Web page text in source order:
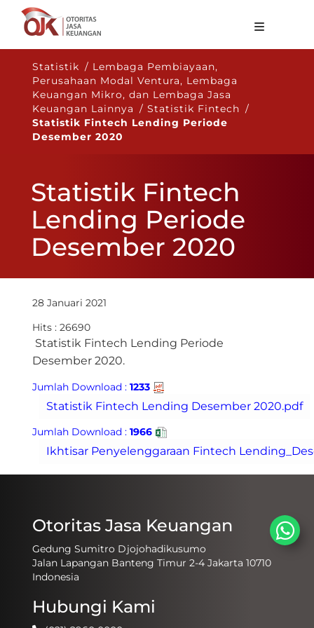
Tentang OJK
Fungsi Utama
Publikasi
Regulasi
Layanan
Karir
ID
Statistik / Lembaga Pembiayaan,
Perusahaan Modal Ventura, Lembaga
Keuangan Mikro, dan Lembaga Jasa
Keuangan Lainnya / Statistik Fintech /
Statistik Fintech Lending Periode
Desember 2020
Statistik Fintech
Lending Periode
Desember 2020
28 Januari 2021
Hits : 26690
​ Statistik Fintech Lending Periode
Desember 2020.
Jumlah Download :1233
Jumlah Download :1966
Otoritas Jasa Keuangan
Gedung Sumitro Djojohadikusumo
Jalan Lapangan Banteng Timur 2-4 Jakarta 10710
Indonesia
Hubungi Kami